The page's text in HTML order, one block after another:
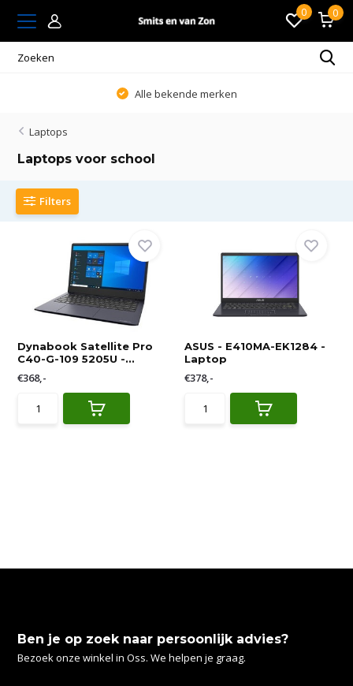
0 0
Alle bekende merken
Laptops
Laptops voor school
Filters
Dynabook Satellite Pro
C40-G-109 5205U -...
€368,-
ASUS - E410MA-EK1284 -
Laptop
€378,-
Ben je op zoek naar persoonlijk advies?
Bezoek onze winkel in Oss. We helpen je graag.